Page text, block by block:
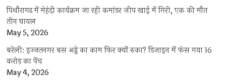
पिथौरागढ़ में मेहंदी कार्यक्रम जा रही कमांडर जीप खाई में गिरी, एक की मौत
तीन घायल
May 5, 2026
बरेली: इज्जतनगर बस अड्डे का काम फिर क्यों रुका? डिजाइन में फंस गया 16
करोड़ का पेंच
May 4, 2026